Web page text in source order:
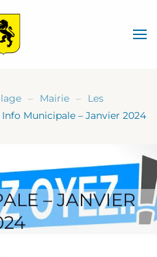
Mairie
Les
Info Municipale – Janvier 2024
– JANVIER